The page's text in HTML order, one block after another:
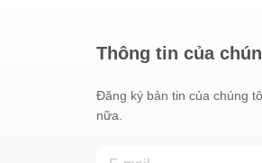
Thông tin của
Đăng ký bản tin của chúng
nữa.